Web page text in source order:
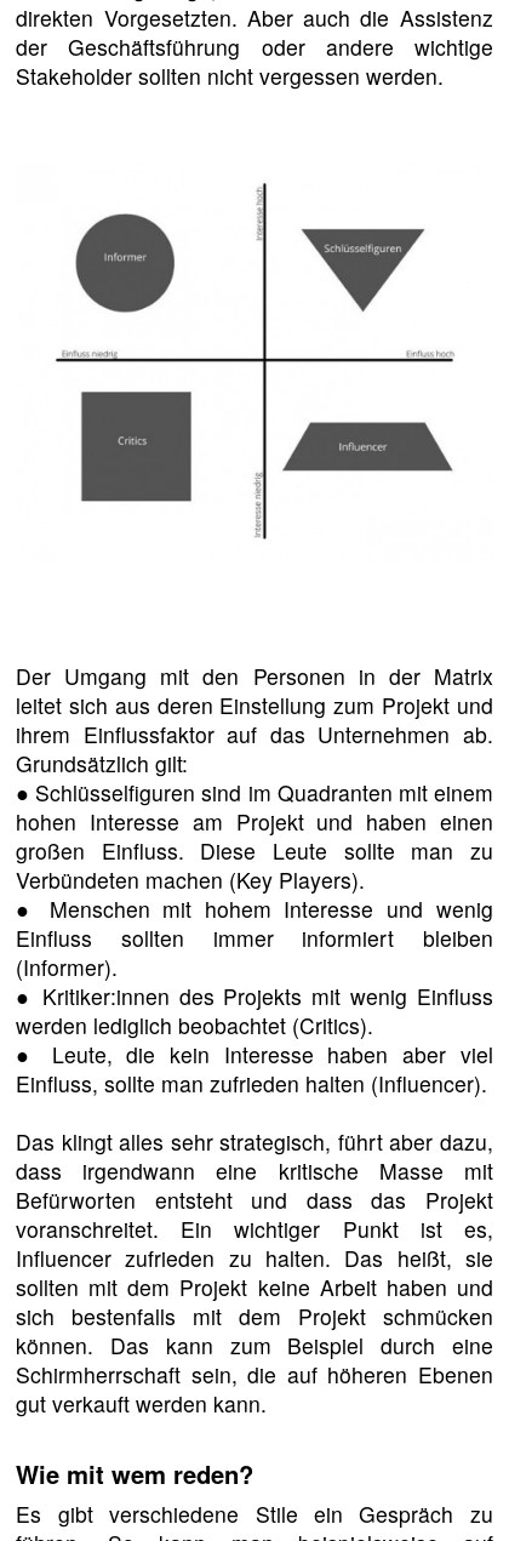
direkten Vorgesetzten. Aber auch die Assistenz
der Geschäftsführung oder andere wichtige
Stakeholder sollten nicht vergessen werden.
Der Umgang mit den Personen in der Matrix
leitet sich aus deren Einstellung zum Projekt und
ihrem Einflussfaktor auf das Unternehmen ab.
Grundsätzlich gilt:
● Schlüsselfiguren sind im Quadranten mit einem
hohen Interesse am Projekt und haben einen
großen Einfluss. Diese Leute sollte man zu
Verbündeten machen (Key Players).
● Menschen mit hohem Interesse und wenig
Einfluss sollten immer informiert bleiben
(Informer).
● Kritiker:innen des Projekts mit wenig Einfluss
werden lediglich beobachtet (Critics).
● Leute, die kein Interesse haben aber viel
Einfluss, sollte man zufrieden halten (Influencer).
Das klingt alles sehr strategisch, führt aber dazu,
dass irgendwann eine kritische Masse mit
Befürworten entsteht und dass das Projekt
voranschreitet. Ein wichtiger Punkt ist es,
Influencer zufrieden zu halten. Das heißt, sie
sollten mit dem Projekt keine Arbeit haben und
sich bestenfalls mit dem Projekt schmücken
können. Das kann zum Beispiel durch eine
Schirmherrschaft sein, die auf höheren Ebenen
gut verkauft werden kann.
Wie mit wem reden?
Es gibt verschiedene Stile ein Gespräch zu